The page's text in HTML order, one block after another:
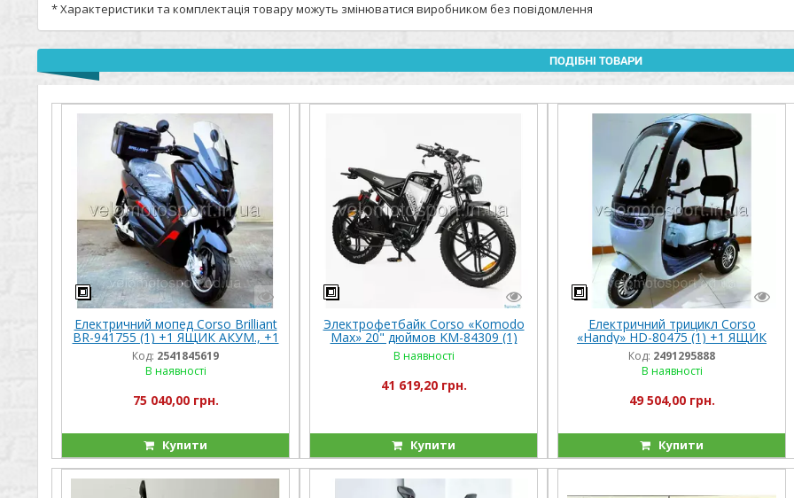
* Характеристики та комплектація товару можуть змінюватися виробником без повідомлення
ПОДІБНІ ТОВАРИ
Електричний мопед Corso Brilliant
BR-941755 (1) +1 ЯЩИК АКУМ., +1
ЯЩИК БАГАЖНИК, двигун 2000W,
акумулятор 72V/
Код: 2541845619
В наявності
75 040,00 грн.
Купити
Электрофетбайк Corso «Komodo
Max» 20" дюймов KM-84309 (1)
рама стальная, двигатель 1200W,
аккумулятор 60V21AH
В наявності
41 619,20 грн.
Купити
Електричний трицикл Corso
«Handy» HD-80475 (1) +1 ЯЩИК
АКУМ., двигун 800W, акумулятор
72V/20Ah, колеса 300-10,
Код: 2491295888
В наявності
49 504,00 грн.
Купити